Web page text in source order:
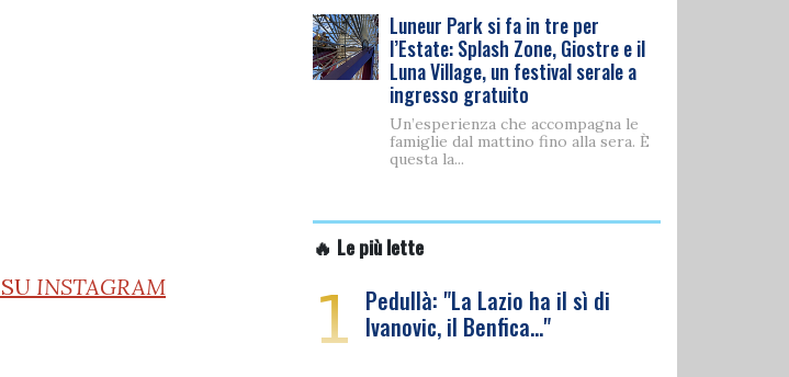
INSTAGRAM
Luneur Park si fa in tre per
l’Estate: Splash Zone, Giostre e il
Luna Village, un festival serale a
ingresso gratuito
Un’esperienza che accompagna le
famiglie dal mattino fino alla sera. È
questa la...
🔥 Le più lette
1 Pedullà: "La Lazio ha il sì di
Ivanovic, il Benfica…"